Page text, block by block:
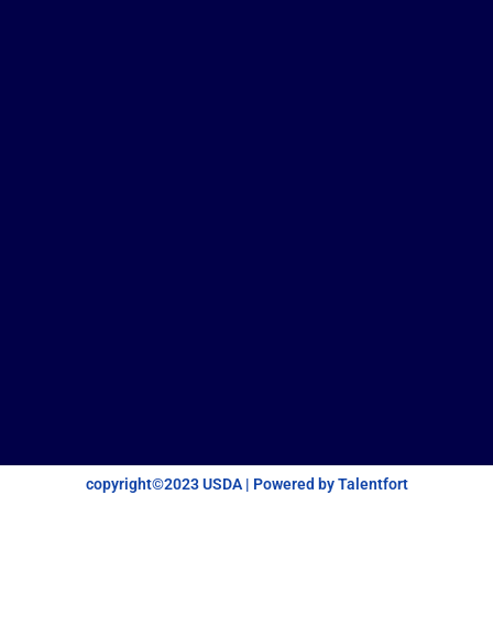
copyright©2023 USDA | Powered by Talentfort